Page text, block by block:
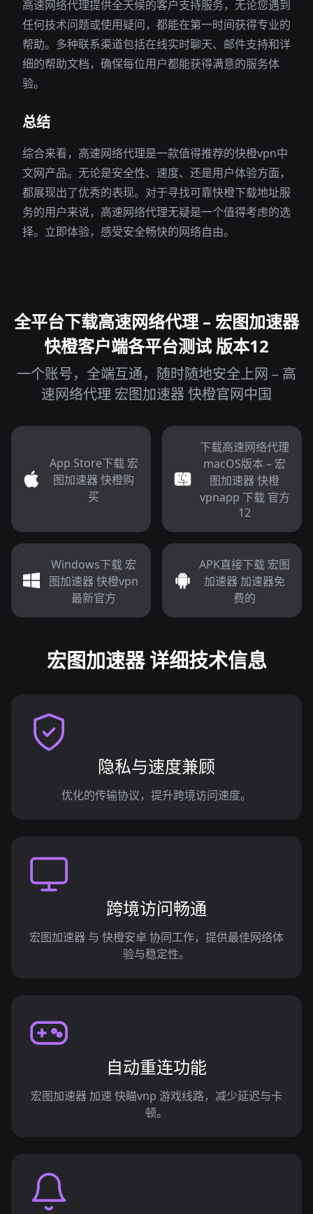
高速网络代理提供全天候的客户支持服务，无论您遇到
任何技术问题或使用疑问，都能在第一时间获得专业的
帮助。多种联系渠道包括在线实时聊天、邮件支持和详
细的帮助文档，确保每位用户都能获得满意的服务体
验。
总结
综合来看，高速网络代理是一款值得推荐的快橙vpn中
文网产品。无论是安全性、速度、还是用户体验方面，
都展现出了优秀的表现。对于寻找可靠快橙下载地址服
务的用户来说，高速网络代理无疑是一个值得考虑的选
择。立即体验，感受安全畅快的网络自由。
全平台下载高速网络代理 – 宏图加速器
快橙客户端各平台测试 版本12
一个账号，全端互通，随时随地安全上网 – 高
速网络代理 宏图加速器 快橙官网中国
App Store下载 宏
图加速器 快橙购
买
下载高速网络代理
macOS版本 – 宏
图加速器 快橙
vpnapp 下载 官方
12
Windows下载 宏
图加速器 快橙vpn
最新官方
APK直接下载 宏图
加速器 加速器免
费的
宏图加速器 详细技术信息
隐私与速度兼顾
优化的传输协议，提升跨境访问速度。
跨境访问畅通
宏图加速器 与 快橙安卓 协同工作，提供最佳网络体
验与稳定性。
自动重连功能
宏图加速器 加速 快瞄vnp 游戏线路，减少延迟与卡
顿。